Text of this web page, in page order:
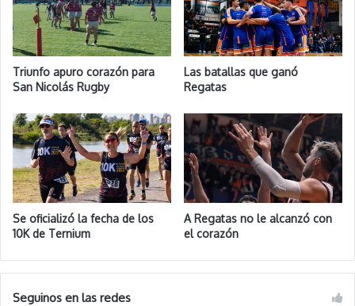
Triunfo apuro corazón para
San Nicolás Rugby
Las batallas que ganó
Regatas
Se oficializó la fecha de los
10K de Ternium
A Regatas no le alcanzó con
el corazón
Seguinos en las redes